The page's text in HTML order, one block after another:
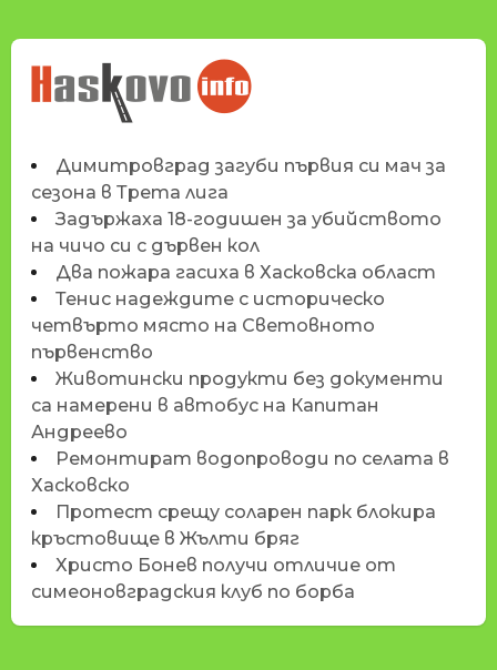
НОВИНИТЕ НА
HASKOVO.INFO
Димитровград загуби първия си мач за
сезона в Трета лига
Задържаха 18-годишен за убийството
на чичо си с дървен кол
Два пожара гасиха в Хасковска област
Тенис надеждите с историческо
четвърто място на Световното
първенство
Животински продукти без документи
са намерени в автобус на Капитан
Андреево
Ремонтират водопроводи по селата в
Хасковско
Протест срещу соларен парк блокира
кръстовище в Жълти бряг
Христо Бонев получи отличие от
симеоновградския клуб по борба